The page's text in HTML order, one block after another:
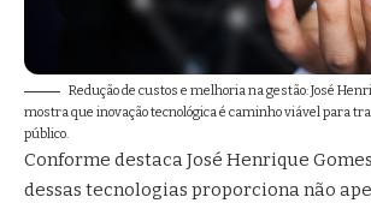
Redução de custos e melhoria na gestão: José
mostra que inovação tecnológica é caminho viável para
público.
Conforme destaca José Henrique
dessas tecnologias proporciona não